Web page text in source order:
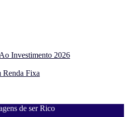
Investimento 2026
Renda Fixa
de ser Rico